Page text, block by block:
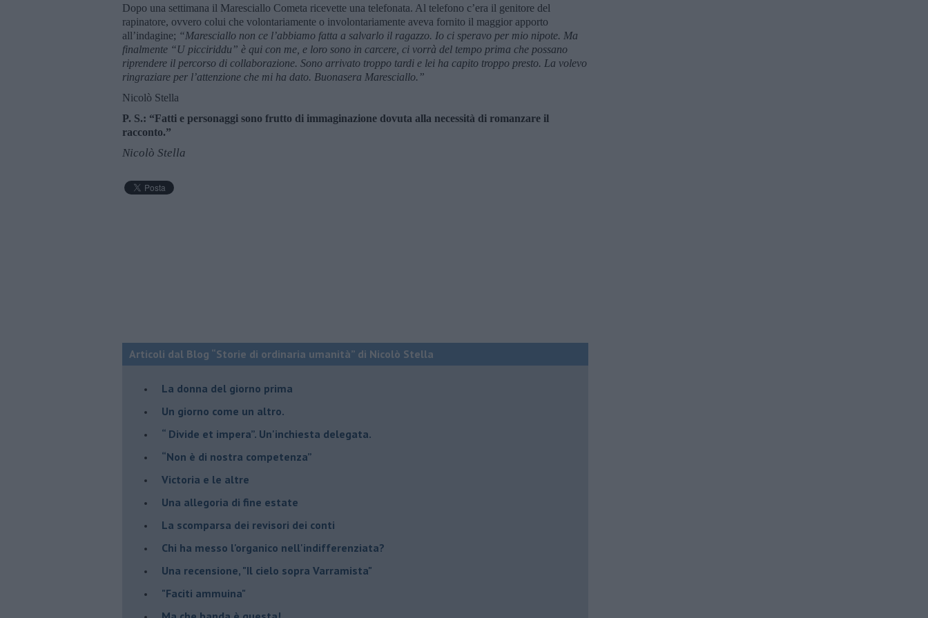
Dopo una settimana il Maresciallo Cometa ricevette una telefonata. Al telefono c’era il genitore del
rapinatore, ovvero colui che volontariamente o involontariamente aveva fornito il maggior apporto
all’indagine; “Maresciallo non ce l’abbiamo fatta a salvarlo il ragazzo. Io ci speravo per mio nipote. Ma
finalmente “U picciriddu” è qui con me, e loro sono in carcere, ci vorrà del tempo prima che possano
riprendere il percorso di collaborazione. Sono arrivato troppo tardi e lei ha capito troppo presto. La volevo
ringraziare per l’attenzione che mi ha dato. Buonasera Maresciallo.”
Nicolò Stella
P. S.: “Fatti e personaggi sono frutto di immaginazione dovuta alla necessità di romanzare il
racconto.”
Nicolò Stella
Articoli dal Blog “Storie di ordinaria umanità” di Nicolò Stella
​La donna del giorno prima
​Un giorno come un altro.
​“ Divide et impera”. Un'inchiesta delegata.
“Non è di nostra competenza”
​Victoria e le altre
Una allegoria di fine estate
La scomparsa dei revisori dei conti
Chi ha messo l'organico nell'indifferenziata?
Una recensione, "Il cielo sopra Varramista"
​"Faciti ammuina"